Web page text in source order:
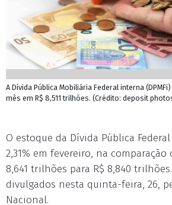
A Dívida Pública Mobiliária Federal interna
mês em R$ 8,511 trilhões. (Crédito: deposit
O estoque da Dívida Pública Federal
2,31% em fevereiro, na comparação
8,641 trilhões para R$ 8,840
divulgados nesta quinta-feira, 26,
Nacional.